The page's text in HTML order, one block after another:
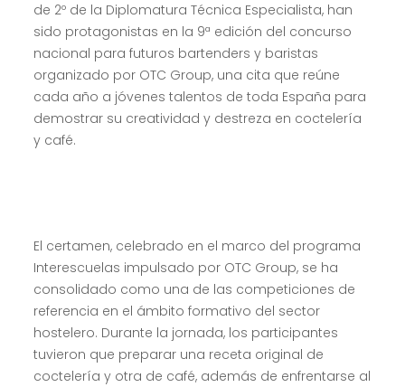
de 2º de la Diplomatura Técnica Especialista, han
sido protagonistas en la 9ª edición del concurso
nacional para futuros bartenders y baristas
organizado por OTC Group, una cita que reúne
cada año a jóvenes talentos de toda España para
demostrar su creatividad y destreza en coctelería
y café.
El certamen, celebrado en el marco del programa
Interescuelas impulsado por OTC Group, se ha
consolidado como una de las competiciones de
referencia en el ámbito formativo del sector
hostelero. Durante la jornada, los participantes
tuvieron que preparar una receta original de
coctelería y otra de café, además de enfrentarse al